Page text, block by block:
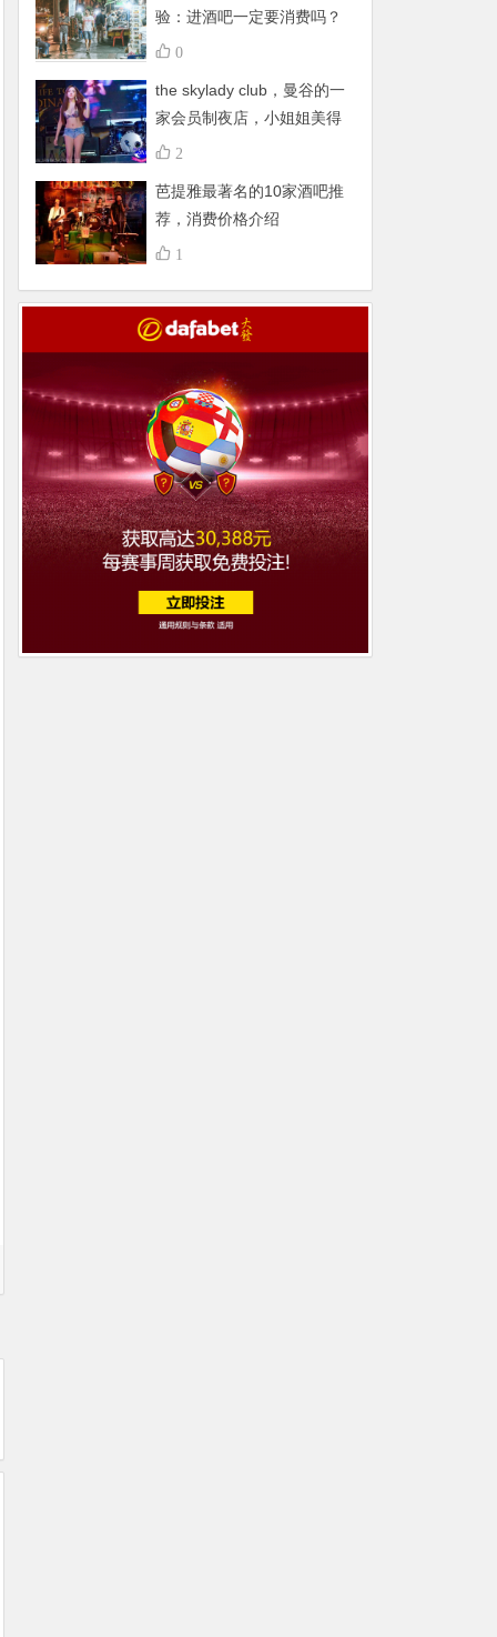
验：进酒吧一定要消费吗？
有什么禁忌呢？
0
the skylady club，曼谷的一
家会员制夜店，小姐姐美得
不得了，组团更嗨
2
芭提雅最著名的10家酒吧推
荐，消费价格介绍
1